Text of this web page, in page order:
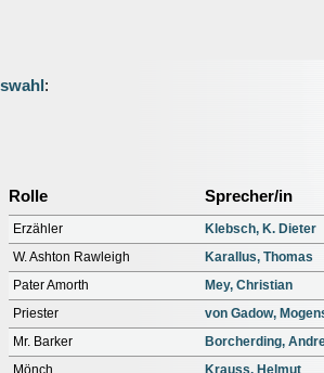
:
Rolle Sprecher/in
Erzähler
Klebsch, K. Dieter
W. Ashton Rawleigh
Karallus, Thomas
Pater Amorth
Mey, Christian
Priester
von Gadow,
Mr. Barker
Borcherding,
Mönch
Krauss, Helmut